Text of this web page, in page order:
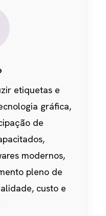
etiquetas e
gráfica,
de
modernos,
pleno de
custo e